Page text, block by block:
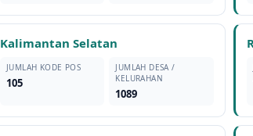
Kalimantan Selatan
JUMLAH KODE POS
105
JUMLAH DESA /
KELURAHAN
1089